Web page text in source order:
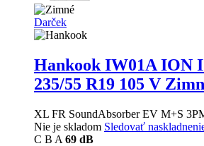
Darček
Hankook IW01A ION
235/55 R19 105 V
XL FR SoundAbsorber EV M+S
Nie je skladom Sledovať
C B A 69 dB